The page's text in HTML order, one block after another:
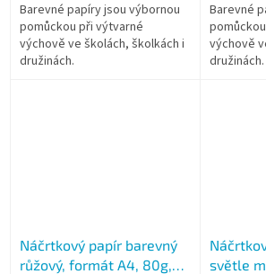
Barevné papíry jsou výbornou
pomůckou při výtvarné
výchově ve školách, školkách i
družinách.
Barevné
výchově
družinách.
Náčrtkový papír barevný
růžový, formát A4, 80g,
světle